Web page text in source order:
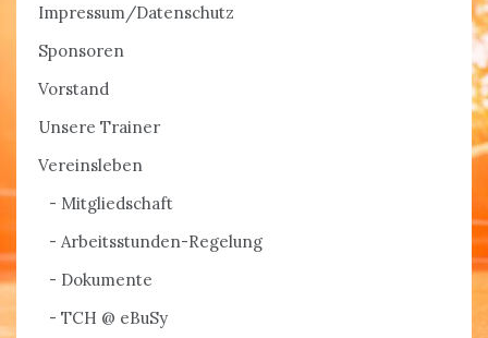
Impressum/Datenschutz
Sponsoren
Vorstand
Unsere Trainer
Vereinsleben
Mitgliedschaft
Arbeitsstunden-Regelung
Dokumente
TCH @ eBuSy